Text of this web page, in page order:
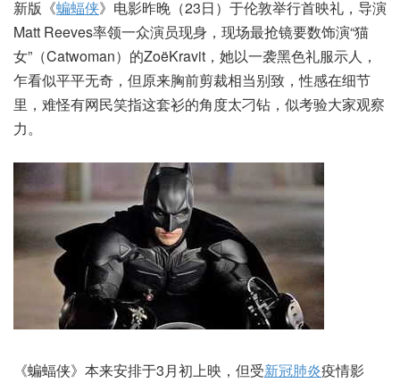
新版《蝙蝠侠》电影昨晚（23日）于伦敦举行首映礼，导演
Matt Reeves率领一众演员现身，现场最抢镜要数饰演“猫
女”（Catwoman）的ZoëKravit，她以一袭黑色礼服示人，
乍看似平平无奇，但原来胸前剪裁相当别致，性感在细节
里，难怪有网民笑指这套衫的角度太刁钻，似考验大家观察
力。
《蝙蝠侠》本来安排于3月初上映，但受新冠肺炎疫情影